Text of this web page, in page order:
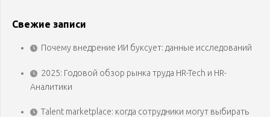
Свежие записи
Почему внедрение ИИ буксует: данные исследований
2025: Годовой обзор рынка труда HR-Tech и HR-
Аналитики
Talent marketplace: когда сотрудники могут выбирать